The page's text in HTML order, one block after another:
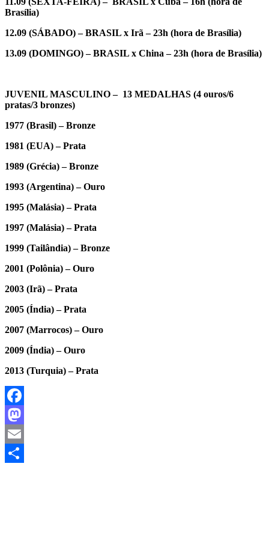
Brasília)
12.09 (SÁBADO) – BRASIL x Irã – 23h (hora de Brasília)
13.09 (DOMINGO) – BRASIL x China – 23h (hora de Brasília)
JUVENIL MASCULINO – 13 MEDALHAS (4 ouros/6
pratas/3 bronzes)
1977 (Brasil) – Bronze
1981 (EUA) – Prata
1989 (Grécia) – Bronze
1993 (Argentina) – Ouro
1995 (Malásia) – Prata
1997 (Malásia) – Prata
1999 (Tailândia) – Bronze
2001 (Polônia) – Ouro
2003 (Irã) – Prata
2005 (Índia) – Prata
2007 (Marrocos) – Ouro
2009 (Índia) – Ouro
2013 (Turquia) – Prata
Facebook
Mastodon
Email